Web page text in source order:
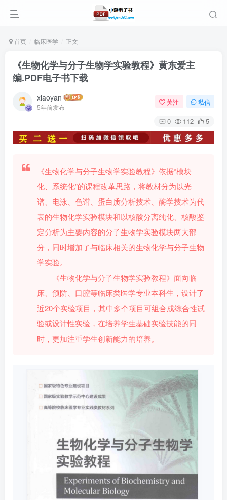
首页 临床医学 正文
《生物化学与分子生物学实验教程》黄东爱主
编.PDF电子书下载
xiaoyan
5年前发布
关注 私信
0 112 5
《生物化学与分子生物学实验教程》依据“模块
化、系统化”的课程改革思路，将教材分为以光
谱、电泳、色谱、蛋白质分析技术、酶学技术为代
表的生物化学实验模块和以核酸分离纯化、核酸鉴
定分析为主要内容的分子生物学实验模块两大部
分，同时增加了与临床相关的生物化学与分子生物
学实验。
《生物化学与分子生物学实验教程》面向临
床、预防、口腔等临床类医学专业本科生，设计了
近20个实验项目，其中多个项目可组合成综合性试
验或设计性实验，在培养学生基础实验技能的同
时，更加注重学生创新能力的培养。